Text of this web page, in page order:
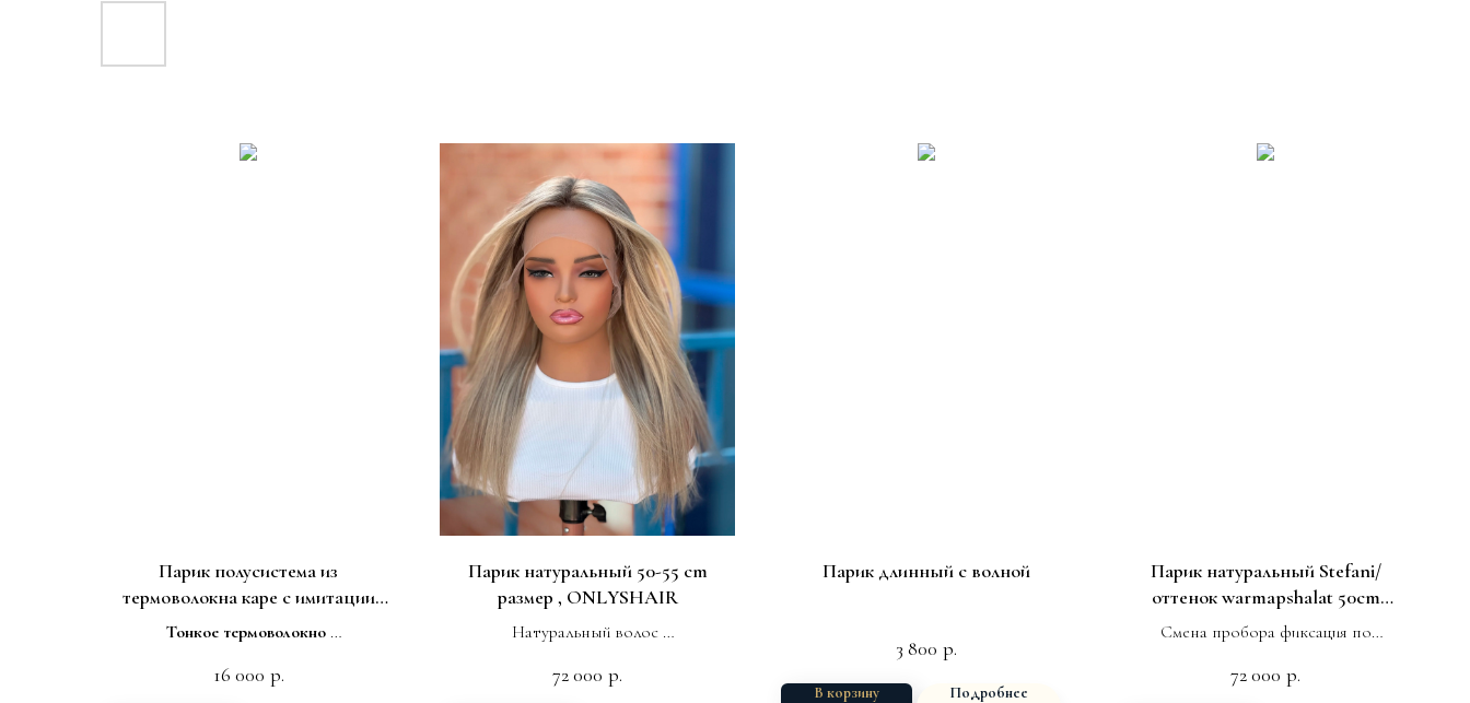
Парик полусистема из
термоволокна каре с имитации
роста волос Onlyshair ,
Пшеничный
Тонкое термоволокно
полная имитация
16 000 р.
Парик натуральный 50-55 cm
размер , ONLYSHAIR
Натуральный волос
Длина 40см
72 000 р.
Парик длинный с волной
3 800 р.
В корзину Подробнее
Парик натуральный Stefani/
оттенок warmapshalat 50cm
ONLYSHAIR
Смена пробора фиксация по
72 000 р.